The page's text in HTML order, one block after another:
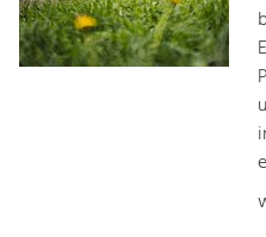
Integration
Mobilität &
Klimawandel, öffentlicher
Steigerung regionaler